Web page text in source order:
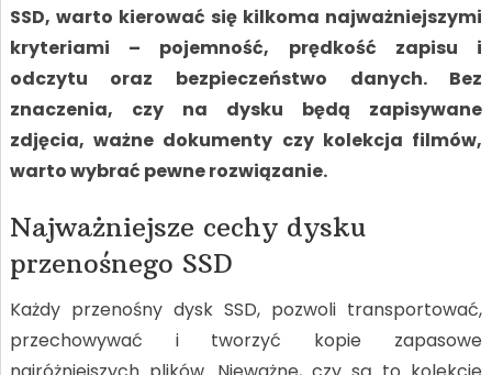
SSD, warto kierować się kilkoma najważniejszymi
kryteriami – pojemność, prędkość zapisu i
odczytu oraz bezpieczeństwo danych. Bez
znaczenia, czy na dysku będą zapisywane
zdjęcia, ważne dokumenty czy kolekcja filmów,
warto wybrać pewne rozwiązanie.
Najważniejsze cechy dysku
przenośnego SSD
Każdy przenośny dysk SSD, pozwoli transportować,
przechowywać i tworzyć kopie zapasowe